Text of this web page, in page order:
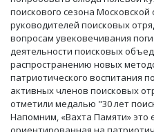
поискового сезона
руководителей поисковых
вопросам увековечивания
деятельности поисковых
распространению новых
патриотического воспитания
активных членов поисковых
отметили медалью "30 лет
Напомним, «Вахта Памяти» это